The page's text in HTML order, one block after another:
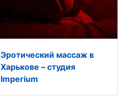
Эpoтический массаж в
Харькове – студия
Imperium